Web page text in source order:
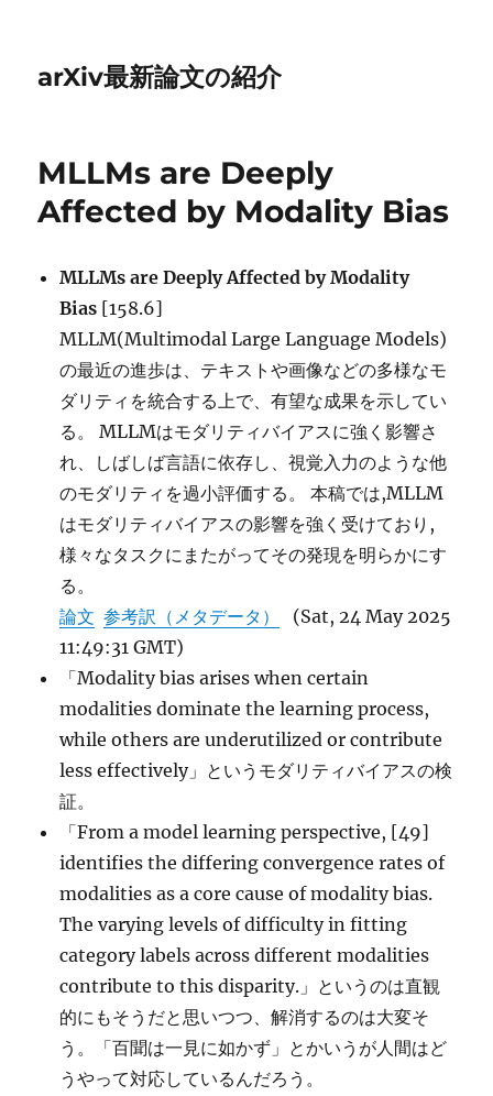
arXiv最新論文の紹介
MLLMs are Deeply
Affected by Modality Bias
MLLMs are Deeply Affected by Modality
Bias [158.6]
MLLM(Multimodal Large Language Models)
の最近の進歩は、テキストや画像などの多様なモ
ダリティを統合する上で、有望な成果を示してい
る。 MLLMはモダリティバイアスに強く影響さ
れ、しばしば言語に依存し、視覚入力のような他
のモダリティを過小評価する。 本稿では,MLLM
はモダリティバイアスの影響を強く受けており,
様々なタスクにまたがってその発現を明らかにす
る。
論文 参考訳（メタデータ）
(Sat, 24 May 2025
11:49:31 GMT)
「Modality bias arises when certain
modalities dominate the learning process,
while others are underutilized or contribute
less effectively」というモダリティバイアスの検
証。
「From a model learning perspective, [49]
identifies the differing convergence rates of
modalities as a core cause of modality bias.
The varying levels of difficulty in fitting
category labels across different modalities
contribute to this disparity.」というのは直観
的にもそうだと思いつつ、解消するのは大変そ
う。「百聞は一見に如かず」とかいうが人間はど
うやって対応しているんだろう。